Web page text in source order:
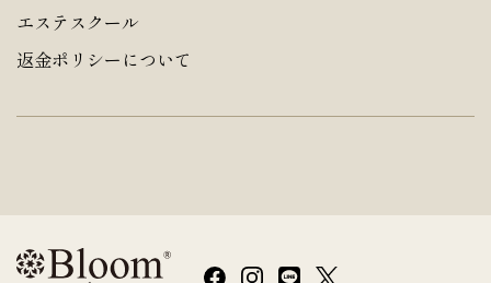
エステスクール
返金ポリシーについて